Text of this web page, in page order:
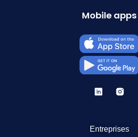
Mobile apps
Entreprises